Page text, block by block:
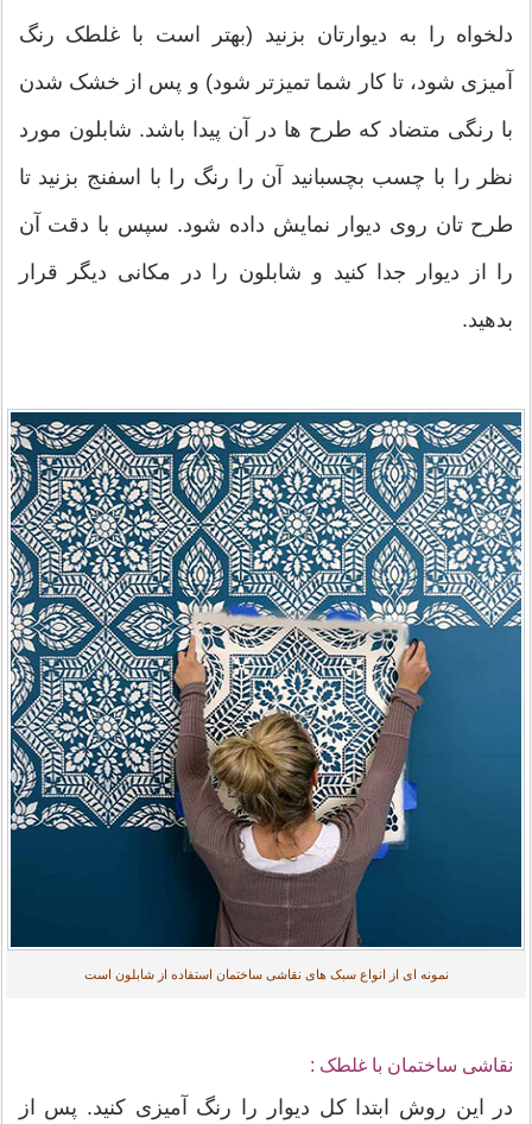
دلخواه را به دیوارتان بزنید (بهتر است با غلطک رنگ
آمیزی شود، تا کار شما تمیزتر شود) و پس از خشک شدن
با رنگی متضاد که طرح ها در آن پیدا باشد. شابلون مورد
نظر را با چسب بچسبانید آن را رنگ را با اسفنج بزنید تا
طرح تان روی دیوار نمایش داده شود. سپس با دقت آن
را از دیوار جدا کنید و شابلون را در مکانی دیگر قرار
بدهید.
نمونه ای از انواع سبک های نقاشی ساختمان استفاده از شابلون است
نقاشی ساختمان با غلطک :
در این روش ابتدا کل دیوار را رنگ آمیزی کنید. پس از